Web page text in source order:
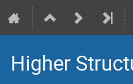
Higher